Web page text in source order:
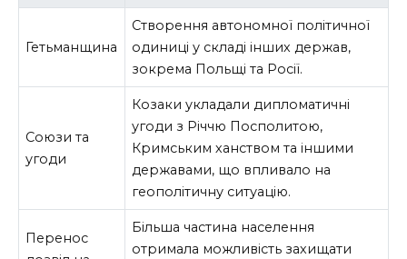
Гетьманщина
Створення автономної політичної
одиниці у складі інших держав,
зокрема Польщі та Росії.
Союзи та
угоди
Козаки укладали дипломатичні
угоди з Річчю Посполитою,
Кримським ханством та іншими
державами, що впливало на
геополітичну ситуацію.
Перенос
Більша частина населення
отримала можливість захищати